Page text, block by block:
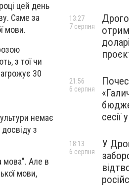
цей день
Саме за
мови.
з тої чи
30
немає
з
мова". Але в
мови,
13:27
7 серпня
сесії
21:56
6 серпня
У
18:13
6 серпня